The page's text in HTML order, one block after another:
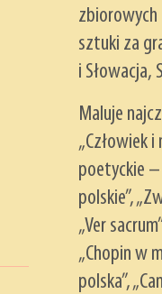
zbiorowych
sztuki za
i Słowacja,
Maluje
„Człowiek
poetyckie –
polskie”,
„Ver
„Chopin w
polska”,